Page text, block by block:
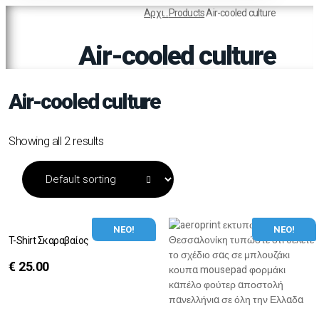
Αρχι...ProductsAir-cooled culture
Air-cooled culture
Air-cooled culture
Showing all 2 results
ΝΕΟ!
T-Shirt Σκαραβαίος
€ 25.00
ΝΕΟ!